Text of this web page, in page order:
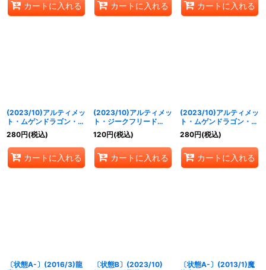
カートに入れる カートに入れる カートに入れる
(2023/10)アルティメッ
ト・ムゲンドラゴン・コ
ズモ【M】{SD67-005}
《多》
280円(税込)
カートに入れる
(2023/10)アルティメッ
ト・ジークフリード
【CP】{SD67-CP01}
《赤》
120円(税込)
カートに入れる
(2023/10)アルティメッ
ト・ムゲンドラゴン・マ
ックスター【X】
{SD67-X01}《赤》
280円(税込)
カートに入れる
〔状態A-〕(2016/3)龍
〔状態B〕(2023/10)
〔状態A-〕(2013/1)魔